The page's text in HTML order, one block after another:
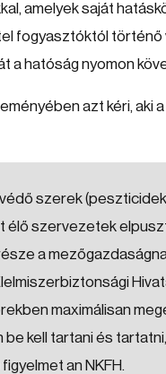
amelyek saját
fogyasztóktól történő
a hatóság nyomon
azt kéri,
szerek
élő szervezetek
a
maximálisan
be kell tartani és
an NKFH.